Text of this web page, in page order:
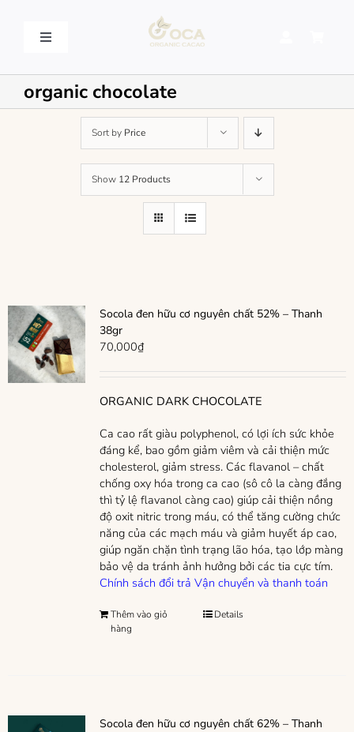
Toggle
VỀ OCA – OCA STORY
QUY TRÌNH SẢN XUẤT – PROCESSING
SẢN PHẨM – PRODUCT
LIÊN HỆ – CONTACT US
organic chocolate
Sort by Price
Show 12 Products
Socola đen hữu cơ nguyên chất 52% – Thanh
38gr
70,000₫
ORGANIC DARK CHOCOLATE
Ca cao rất giàu polyphenol, có lợi ích sức khỏe
đáng kể, bao gồm giảm viêm và cải thiện mức
cholesterol, giảm stress. Các flavanol – chất
chống oxy hóa trong ca cao (sô cô la càng đắng
thì tỷ lệ flavanol càng cao) giúp cải thiện nồng
độ oxit nitric trong máu, có thể tăng cường chức
năng của các mạch máu và giảm huyết áp cao,
giúp ngăn chặn tình trạng lão hóa, tạo lớp màng
bảo vệ da tránh ảnh hưởng bởi các tia cực tím.
Chính sách đổi trả Vận chuyển và thanh toán
Thêm vào giỏ
hàng
Details
Socola đen hữu cơ nguyên chất 62% – Thanh